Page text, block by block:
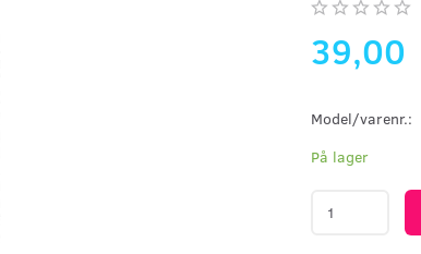
39,00
Model/varenr.:
På lager